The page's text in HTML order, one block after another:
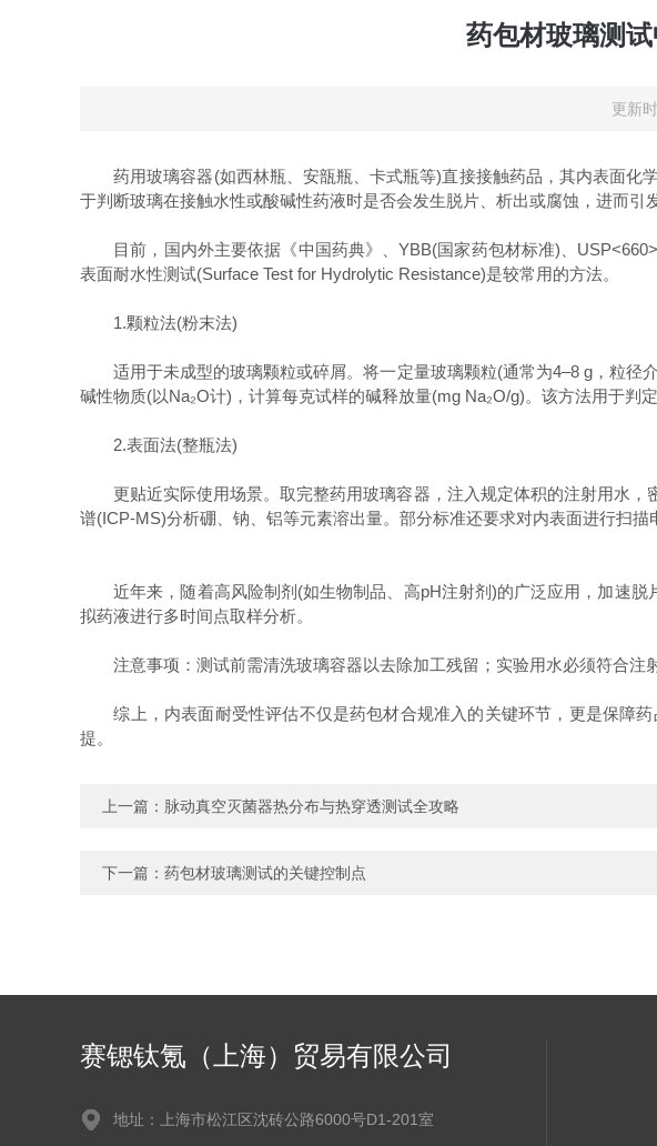
药包材玻璃测
更新
药用玻璃容器(如西林瓶、安瓿瓶、卡式瓶等)直接接触药品，其内表面化
于判断玻璃在接触水性或酸碱性药液时是否会发生脱片、析出或腐蚀，进而引
目前，国内外主要依据《中国药典》、YBB(国家药包材标准)、
表面耐水性测试(Surface Test for Hydrolytic Resistance)是较常用的方法。
1.颗粒法(粉末法)
适用于未成型的玻璃颗粒或碎屑。将一定量玻璃颗粒(通常为4–8 g，粒径
碱性物质(以Na₂O计)，计算每克试样的碱释放量(mg Na₂O/g)。该方法用于判
2.表面法(整瓶法)
更贴近实际使用场景。取完整药用玻璃容器，注入规定体积的注射用水，
谱(ICP-MS)分析硼、钠、铝等元素溶出量。部分标准还要求对内表面进行扫描
近年来，随着高风险制剂(如生物制品、高pH注射剂)的广泛应用，加速脱
拟药液进行多时间点取样分析。
注意事项：测试前需清洗玻璃容器以去除加工残留；实验用水必须符合注
综上，内表面耐受性评估不仅是药包材合规准入的关键环节，更是保障药
提。
上一篇： 脉动真空灭菌器热分布与热穿透测试全攻略
下一篇： 药包材玻璃测试的关键控制点
赛锶钛氪（上海）贸易有限公司
地址：上海市松江区沈砖公路6000号D1-201室